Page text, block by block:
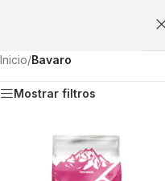
Inicio/Bavaro
Mostrar filtros